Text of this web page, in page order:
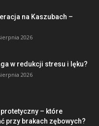
na Kaszubach –
2026
w redukcji stresu i lęku?
2026
– które
przy brakach zębowych?